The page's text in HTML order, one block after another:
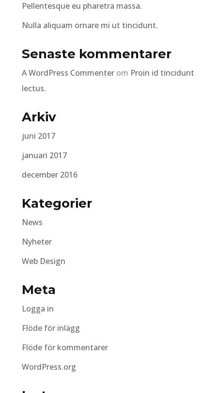
Pellentesque eu pharetra massa.
Nulla aliquam ornare mi ut tincidunt.
Senaste kommentarer
A WordPress Commenterom Proin id tincidunt
lectus.
Arkiv
juni 2017
januari 2017
december 2016
Kategorier
News
Nyheter
Web Design
Meta
Logga in
Flöde för inlägg
Flöde för kommentarer
WordPress.org